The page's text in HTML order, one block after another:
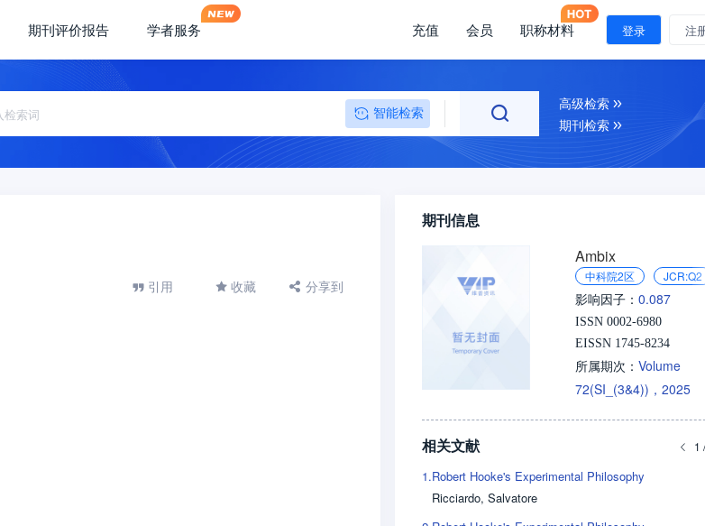
期刊评价报告 学者服务 充值 会员 职称材料 登录 注
智能检索
高级检索
期刊检索
引用 收藏 分享到
期刊信息
Ambix
中科院2区 JCR:Q2
影响因子： 0.087
ISSN 0002-6980
EISSN 1745-8234
所属期次： Volume
72(SI_(3&4))，2025
相关文献 1
1.Robert Hooke's Experimental Philosophy
Ricciardo, Salvatore